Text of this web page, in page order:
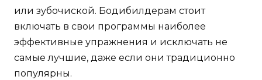
или зубочиской. Бодибилдерам стоит
включать в свои программы наиболее
эффективные упражнения и исключать не
самые лучшие, даже если они традиционно
популярны.